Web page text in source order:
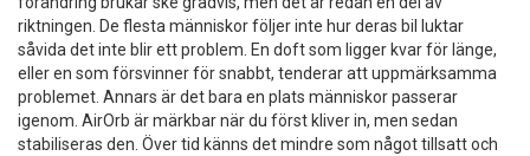
riktningen. De flesta människor följer inte hur deras bil luktar
såvida det inte blir ett problem. En doft som ligger kvar för länge,
eller en som försvinner för snabbt, tenderar att uppmärksamma
problemet. Annars är det bara en plats människor passerar
igenom. AirOrb är märkbar när du först kliver in, men sedan
stabiliseras den. Över tid känns det mindre som något tillsatt och